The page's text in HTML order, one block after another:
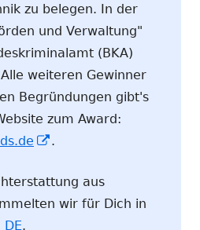
zu belegen. In der
und Verwaltung"
(BKA)
weiteren Gewinner
Begründungen gibt's
zum Award:
In
Fenster
öffnen
.
aus
wir für Dich in
DE.